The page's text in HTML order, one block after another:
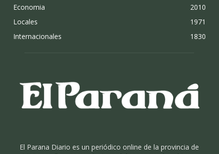
Economia
2010
Locales
1971
Internacionales
1830
El Parana Diario es un periódico online de la provincia de